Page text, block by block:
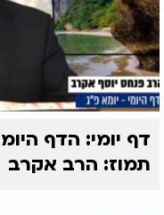
דף יומי: הדף
תמוז: הרב אקרב